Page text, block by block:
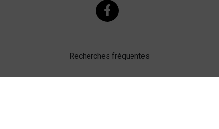
Recherches fréquentes